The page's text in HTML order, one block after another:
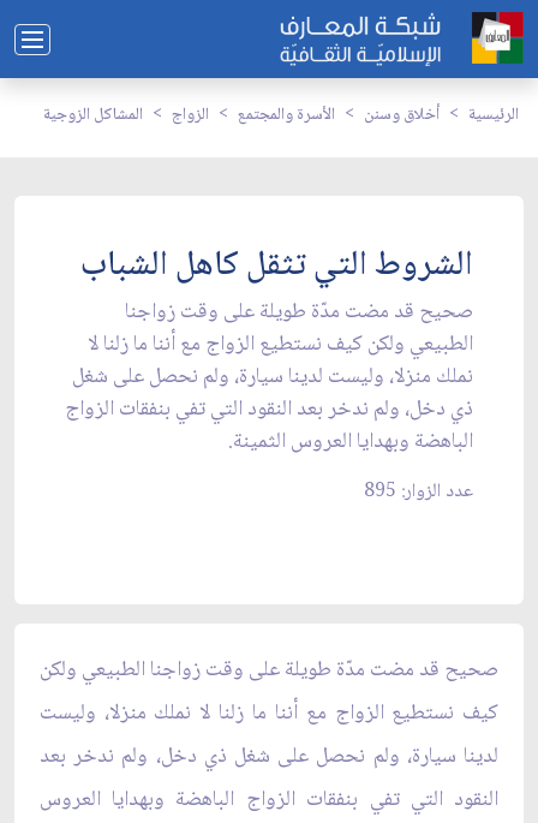
الرئيسية أخلاق وسنن الأسرة والمجتمع الزواج المشاكل الزوجية
الشروط التي تثقل كاهل الشباب
صحيح قد مضت مدّة طويلة على وقت زواجنا
الطبيعي ولكن كيف نستطيع الزواج مع أننا ما زلنا لا
نملك منزلا، وليست لدينا سيارة، ولم نحصل على شغل
ذي دخل، ولم ندخر بعد النقود التي تفي بنفقات الزواج
الباهضة وبهدايا العروس الثمينة.
عدد الزوار: 895
صحيح قد مضت مدّة طويلة على وقت زواجنا الطبيعي ولكن
كيف نستطيع الزواج مع أننا ما زلنا لا نملك منزلا، وليست
لدينا سيارة، ولم نحصل على شغل ذي دخل، ولم ندخر بعد
النقود التي تفي بنفقات الزواج الباهضة وبهدايا العروس